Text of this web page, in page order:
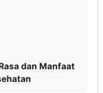
dan Manfaat